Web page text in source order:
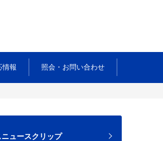
情報 照会・お問い合わせ
ニュースクリップ